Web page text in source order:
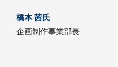
橋本 茜氏
企画制作事業部長